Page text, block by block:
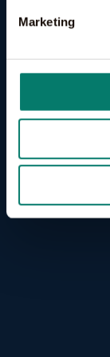
Marketing